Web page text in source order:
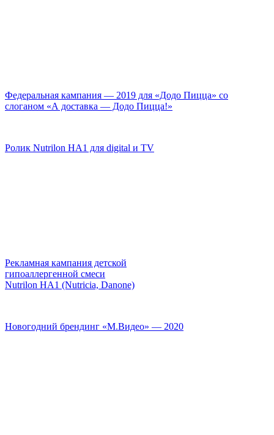
Федеральная кампания — 2019 для «Додо Пицца» со
слоганом «А доставка — Додо Пицца!»
Ролик Nutrilon HA1 для digital и TV
Рекламная кампания детской
гипоаллергенной смеси
Nutrilon HA1 (Nutricia, Danone)
Новогодний брендинг «М.Видео» — 2020